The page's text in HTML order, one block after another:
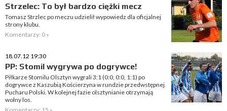
Strzelec: To był bardzo ciężki mecz
Tomasz Strzlec po meczu udzielił wypowiedz dla oficjalnej
strony klubu.
Komentarzy: 0 »
18.07.12 19:30
PP: Stomil wygrywa po dogrywce!
Piłkarze Stomilu Olsztyn wygrali 3:1 (0:0, 0:0, 1:1) po
dogrywce z Kaszubią Kościerzyna w rundzie przedwstępnej
Pucharu Polski. W kolejnej fazie olsztynianie otrzymają
wolny los.